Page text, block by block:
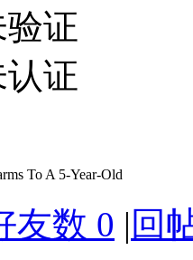
证
证
To A 5-Year-Old
友数 0 | 回